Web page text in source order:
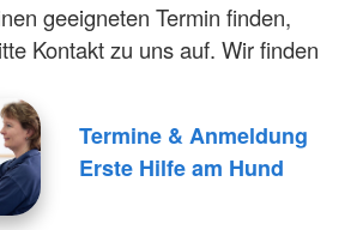
geeigneten Termin finden,
Kontakt zu uns auf. Wir finden
Termine & Anmeldung
Erste Hilfe am Hund